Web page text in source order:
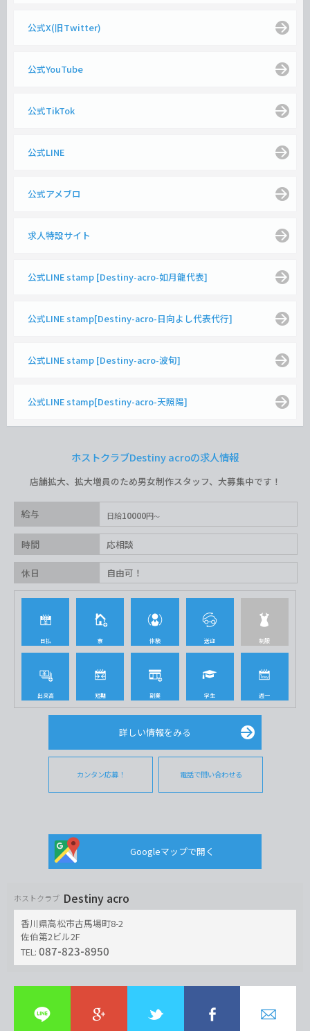
公式X(旧Twitter)
公式YouTube
公式TikTok
公式LINE
公式アメブロ
求人特設サイト
公式LINE stamp [Destiny-acro-如月龍代表]
公式LINE stamp[Destiny-acro-日向よし代表代行]
公式LINE stamp [Destiny-acro-波旬]
公式LINE stamp[Destiny-acro-天照陽]
ホストクラブDestiny acroの求人情報
店舗拡大、拡大増員のため男女制作スタッフ、大募集中です！
給与 日給10000円
時間 応相談
休日 自由可！
日払 寮 体験 送迎 制服
出来高 短期 副業 学生 週一
詳しい情報をみる
カンタン応募！ 電話で問い合わせる
Googleマップで開く
ホストクラブ Destiny acro
香川県高松市古馬場町8-2
佐伯第2ビル2F
TEL: 087-823-8950